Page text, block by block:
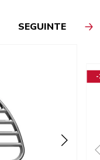
SEGUINTE
-